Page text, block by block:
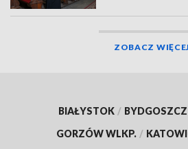
ZOBACZ WIĘCEJ
BIAŁYSTOK / BYDGOSZCZ
GORZÓW WLKP. /